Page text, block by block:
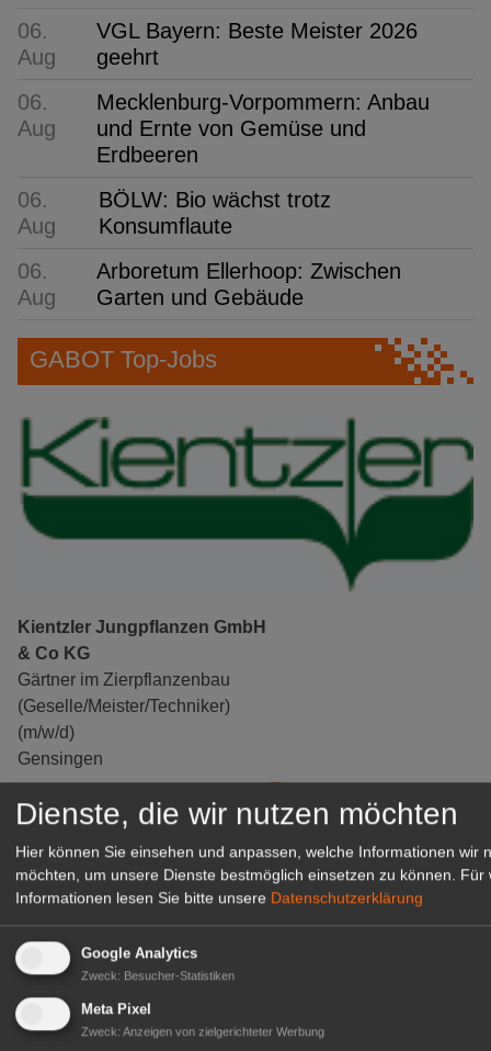
06.
Aug
VGL Bayern: Beste Meister 2026
geehrt
06.
Aug
Mecklenburg-Vorpommern: Anbau
und Ernte von Gemüse und
Erdbeeren
06.
Aug
BÖLW: Bio wächst trotz
Konsumflaute
06.
Aug
Arboretum Ellerhoop: Zwischen
Garten und Gebäude
GABOT Top-Jobs
Kientzler Jungpflanzen GmbH
& Co KG
Gärtner im Zierpflanzenbau
(Geselle/Meister/Techniker)
(m/w/d)
Gensingen
Dienste, die wir nutzen möchten
Hier können Sie einsehen und anpassen, welche Informationen wir
möchten, um unsere Dienste bestmöglich einsetzen zu können.
Für
Informationen lesen Sie bitte unsere Datenschutzerklärung
Google Analytics
Zweck: Besucher-Statistiken
Meta Pixel
Zweck: Anzeigen von zielgerichteter Werbung